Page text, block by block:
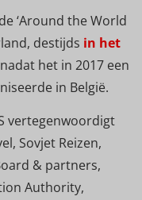
‘Around the World
destijds in het
het in 2017 een
in België.
vertegenwoordigt
Sovjet Reizen,
& partners,
Authority,